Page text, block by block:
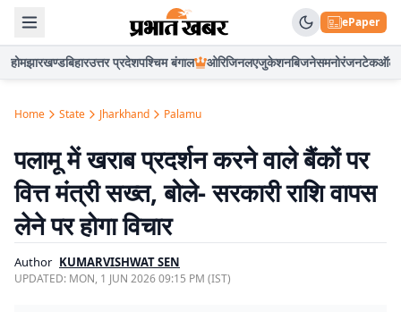
ePaper
होमझारखण्डबिहारउत्तर प्रदेशपश्चिम बंगाल ओरिजिनलएजुकेशनबिजनेसमनोरंजनटेकऑटो
Home State Jharkhand Palamu
पलामू में खराब प्रदर्शन करने वाले बैंकों पर
वित्त मंत्री सख्त, बोले- सरकारी राशि वापस
लेने पर होगा विचार
Author KUMARVISHWAT SEN
UPDATED: MON, 1 JUN 2026 09:15 PM (IST)